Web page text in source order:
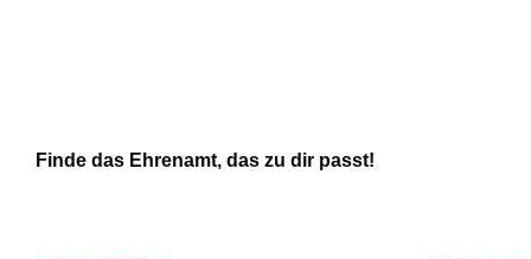
Finde das Ehrenamt, das zu dir passt!